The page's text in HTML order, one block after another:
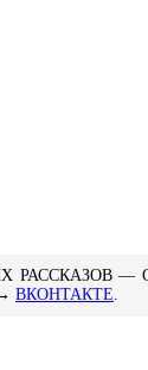
—
ВКОНТАКТЕ